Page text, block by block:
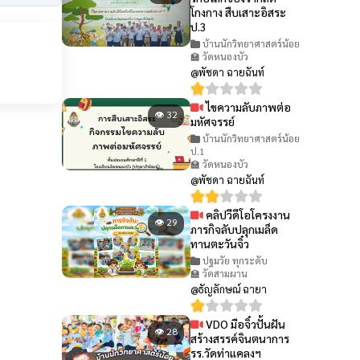
โกงกาง สืบเสาะอิสระ
ป.3
บ้านนักวิทยาศาสตร์น้อย
🏫 วัดหนองบัว
@พัชดา ฉายฉันท์
👁 32
ไขความลับภาพต่อ
มหัศจรรย์
บ้านนักวิทยาศาสตร์น้อย
ป.1
🏫 วัดหนองบัว
@พัชดา ฉายฉันท์
👁 29
คลิปวีดีโอโครงงาน
ภารกิจลับปลุกเมล็ด
ทานตะวันจิ๋ว
ปฐมวัย ทุกระดับ
🏫 วัดสามผาน
@ธัญลักษณ์ ฉายา
👁 28
VDO มือจิ๋วปั้นฝัน
สร้างสรรค์จินตนาการ
รร.วัดท่าแคลงฯ